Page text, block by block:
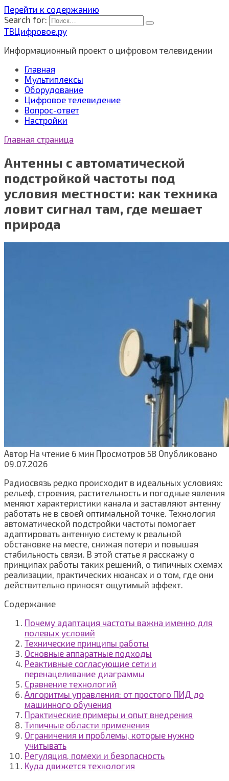
Перейти к содержанию
Search for:
ТВЦифровое.ру
Информационный проект о цифровом телевидении
Главная
Мультиплексы
Оборудование
Цифровое телевидение
Вопрос-ответ
Настройки
Главная страница
Антенны с автоматической
подстройкой частоты под
условия местности: как техника
ловит сигнал там, где мешает
природа
Автор На чтение 6 мин Просмотров 58 Опубликовано
09.07.2026
Радиосвязь редко происходит в идеальных условиях:
рельеф, строения, растительность и погодные явления
меняют характеристики канала и заставляют антенну
работать не в своей оптимальной точке. Технология
автоматической подстройки частоты помогает
адаптировать антенную систему к реальной
обстановке на месте, снижая потери и повышая
стабильность связи. В этой статье я расскажу о
принципах работы таких решений, о типичных схемах
реализации, практических нюансах и о том, где они
действительно приносят ощутимый эффект.
Содержание
Почему адаптация частоты важна именно для
полевых условий
Технические принципы работы
Основные аппаратные подходы
Реактивные согласующие сети и
перенацеливание диаграммы
Сравнение технологий
Алгоритмы управления: от простого ПИД до
машинного обучения
Практические примеры и опыт внедрения
Типичные области применения
Ограничения и проблемы, которые нужно
учитывать
Регуляция, помехи и безопасность
Куда движется технология